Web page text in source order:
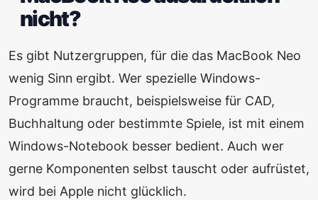
nicht?
Es gibt Nutzergruppen, für die das MacBook Neo
wenig Sinn ergibt. Wer spezielle Windows-
Programme braucht, beispielsweise für CAD,
Buchhaltung oder bestimmte Spiele, ist mit einem
Windows-Notebook besser bedient. Auch wer
gerne Komponenten selbst tauscht oder aufrüstet,
wird bei Apple nicht glücklich.